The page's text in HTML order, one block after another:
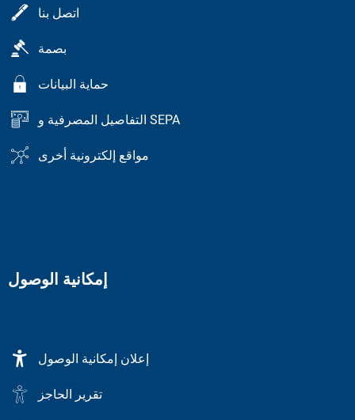
اتصل بنا
بصمة
حماية البيانات
التفاصيل المصرفية و SEPA
مواقع إلكترونية أخرى
إمكانية الوصول
إعلان إمكانية الوصول
تقرير الحاجز